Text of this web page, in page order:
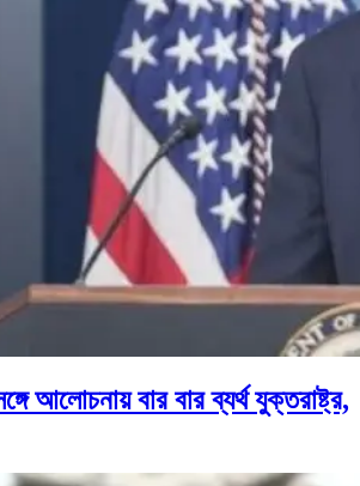
আলোচনায় বার বার ব্যর্থ যুক্তরাষ্ট্র,